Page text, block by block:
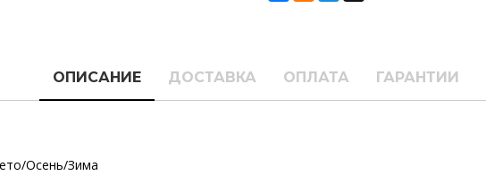
ОПИСАНИЕ ДОСТАВКА ОПЛАТА ГАРАНТИИ
Осень/Зима